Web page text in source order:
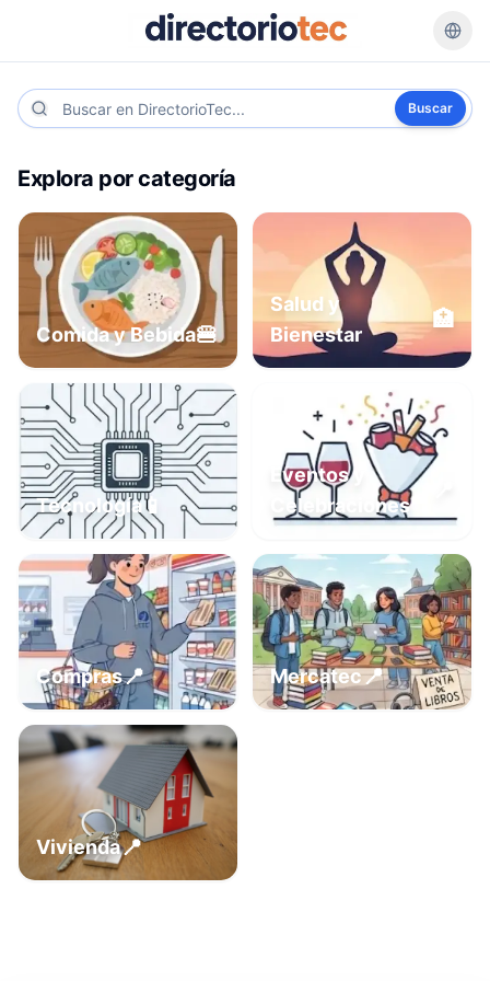
Buscar
Explora por categoría
Comida y Bebida🍔
Salud y
Bienestar
🏥
Tecnología📱
Eventos y
Celebraciones
Compras📍 Mercatec📍
Vivienda📍